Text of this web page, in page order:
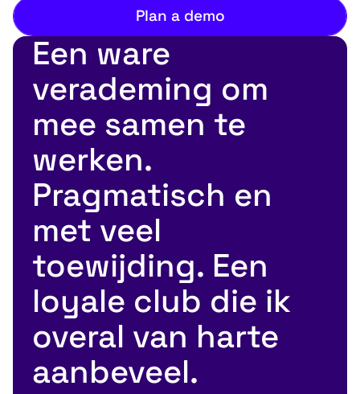
Plan a demo
Een ware
verademing om
mee samen te
werken.
Pragmatisch en
met veel
toewijding. Een
loyale club die ik
overal van harte
aanbeveel.